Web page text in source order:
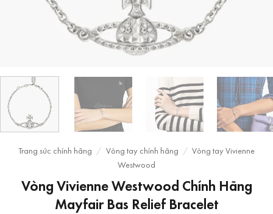
Trang sức chính hãng / Vòng tay chính hãng / Vòng tay Vivienne
Westwood
Vòng Vivienne Westwood Chính Hãng
Mayfair Bas Relief Bracelet